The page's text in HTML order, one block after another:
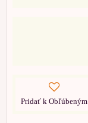
Pridať k Obľúbeným